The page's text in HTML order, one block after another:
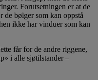
Forutsetningen er at de
de bølger som kan oppstå
ikke har vinduer som kan
får for de andre riggene,
i alle sjøtilstander –